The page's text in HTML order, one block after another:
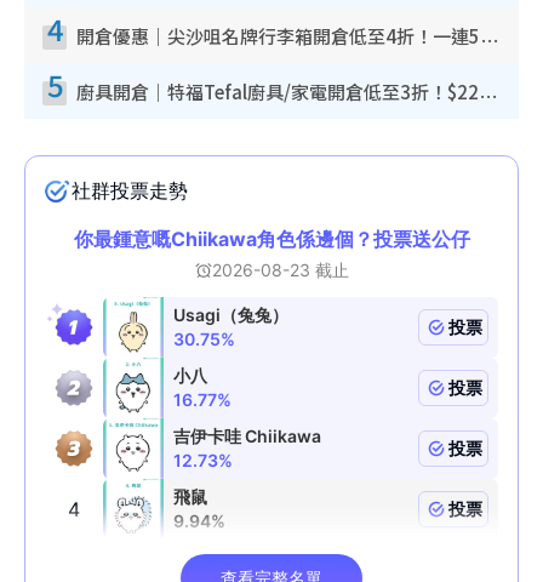
4 開倉優惠｜尖沙咀名牌行李箱開倉低至4折！一連5日 American Tourister/ace./Hallmark $200起！
5 廚具開倉｜特福Tefal廚具/家電開倉低至3折！$220起買平底鍋/炒鑊/湯煲！電飯煲/吸塵機/燙斗$418起